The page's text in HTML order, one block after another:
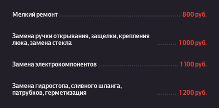
Мелкий ремонт 800 руб.
Замена ручки открывания, защелки, крепления
люка, замена стекла
1 000 руб.
Замена электрокомпонентов 1 100 руб.
Замена гидростопа, сливного шланга,
патрубков, герметизация
1 200 руб.